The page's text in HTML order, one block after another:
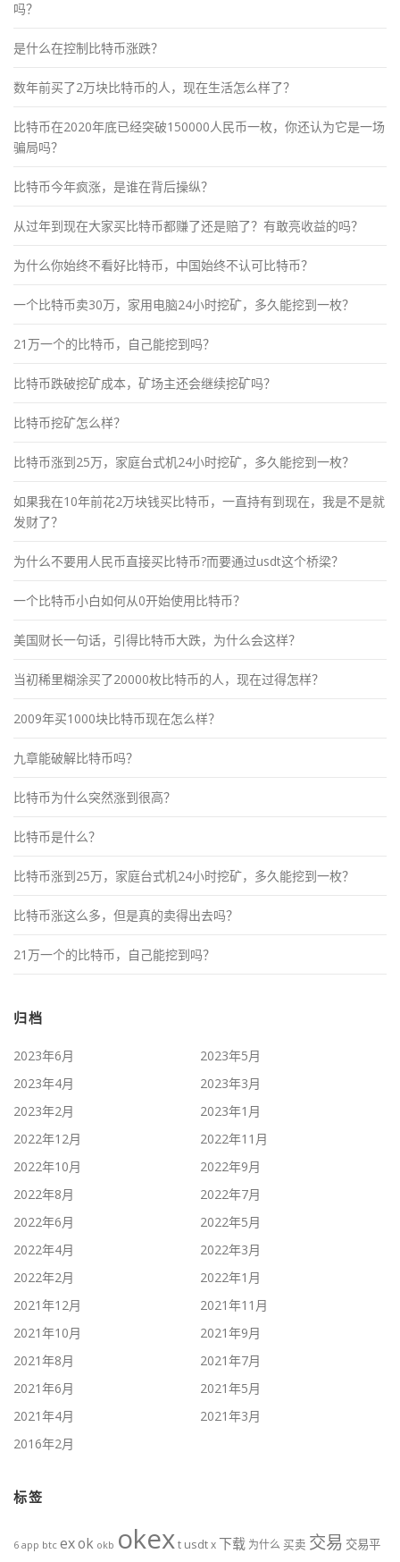
吗？
是什么在控制比特币涨跌？
数年前买了2万块比特币的人，现在生活怎么样了？
比特币在2020年底已经突破150000人民币一枚，你还认为它是一场
骗局吗？
比特币今年疯涨，是谁在背后操纵？
从过年到现在大家买比特币都赚了还是赔了？有敢亮收益的吗？
为什么你始终不看好比特币，中国始终不认可比特币？
一个比特币卖30万，家用电脑24小时挖矿，多久能挖到一枚？
21万一个的比特币，自己能挖到吗？
比特币跌破挖矿成本，矿场主还会继续挖矿吗？
比特币挖矿怎么样？
比特币涨到25万，家庭台式机24小时挖矿，多久能挖到一枚？
如果我在10年前花2万块钱买比特币，一直持有到现在，我是不是就
发财了？
为什么不要用人民币直接买比特币?而要通过usdt这个桥梁？
一个比特币小白如何从0开始使用比特币？
美国财长一句话，引得比特币大跌，为什么会这样？
当初稀里糊涂买了20000枚比特币的人，现在过得怎样？
2009年买1000块比特币现在怎么样？
九章能破解比特币吗？
比特币为什么突然涨到很高？
比特币是什么？
比特币涨到25万，家庭台式机24小时挖矿，多久能挖到一枚？
比特币涨这么多，但是真的卖得出去吗？
21万一个的比特币，自己能挖到吗？
归档
2023年6月
2023年5月
2023年4月
2023年3月
2023年2月
2023年1月
2022年12月
2022年11月
2022年10月
2022年9月
2022年8月
2022年7月
2022年6月
2022年5月
2022年4月
2022年3月
2022年2月
2022年1月
2021年12月
2021年11月
2021年10月
2021年9月
2021年8月
2021年7月
2021年6月
2021年5月
2021年4月
2021年3月
2016年2月
标签
6 app btc exok okb okext usdtx下载 为什么 买卖 交易 交易平